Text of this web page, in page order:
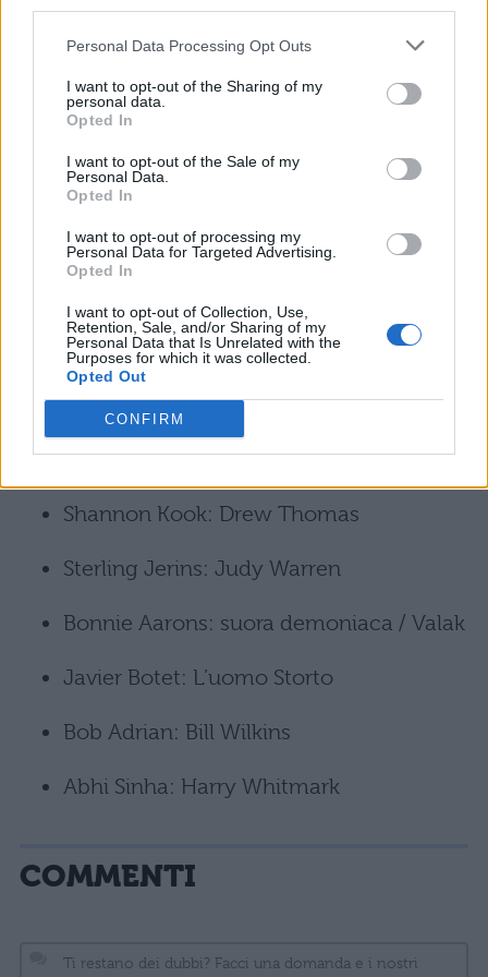
Personal Data Processing Opt Outs
I want to opt-out of the Sharing of my
personal data.
Opted In
I want to opt-out of the Sale of my
Personal Data.
Opted In
I want to opt-out of processing my
Personal Data for Targeted Advertising.
Opted In
I want to opt-out of Collection, Use,
Retention, Sale, and/or Sharing of my
Personal Data that Is Unrelated with the
Purposes for which it was collected.
Opted Out
CONFIRM
Madison Wolfe: Janet Hodgson
Simon McBurney: Maurice Grosse
Franka Potente: Anita Gregory
Lauren Esposito: Margaret Hodgson
Patrick McAuley: Johnny Hodgson
Benjamin Haigh: Billy Hodgson
Maria Doyle Kennedy: Peggy “Pegs”
Nottingham
Simon Delaney: Vic Nottingham
Shannon Kook: Drew Thomas
Sterling Jerins: Judy Warren
Bonnie Aarons: suora demoniaca / Valak
Javier Botet: L’uomo Storto
Bob Adrian: Bill Wilkins
Abhi Sinha: Harry Whitmark
COMMENTI